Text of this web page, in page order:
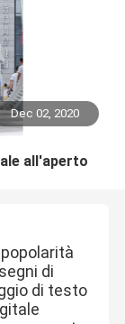
Dec 02, 2020
all'aperto
di
di testo